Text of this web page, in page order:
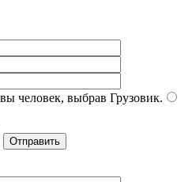
человек, выбрав Грузовик.